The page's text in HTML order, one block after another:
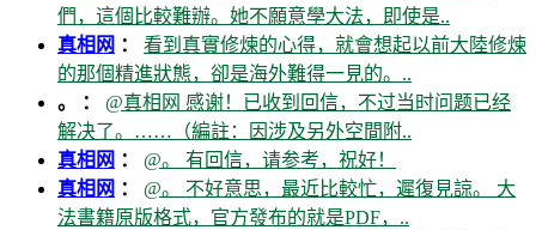
們，這個比較難辦。她不願意學大法，即使是..
真相网 ： 看到真實修煉的心得，就會想起以前大陸修煉
的那個精進狀態，卻是海外難得一見的。..
。 ： @真相网 感谢！已收到回信，不过当时问题已经
解决了。……（編註：因涉及另外空間附..
真相网 ： @。 有回信，请参考，祝好！
真相网 ： @。 不好意思，最近比較忙，遲復見諒。 大
法書籍原版格式，官方發布的就是PDF，..